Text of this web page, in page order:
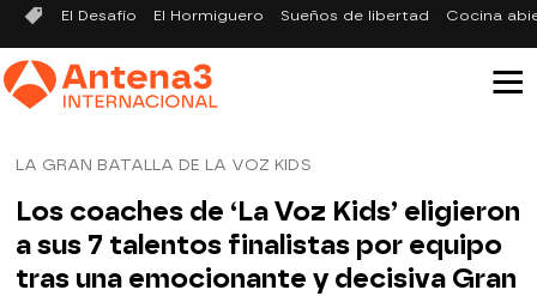
El Desafío El Hormiguero Sueños de libertad Cocina
LA GRAN BATALLA DE LA VOZ KIDS
Los coaches de ‘La Voz Kids’ eligieron
a sus 7 talentos finalistas por equipo
tras una emocionante y decisiva Gran